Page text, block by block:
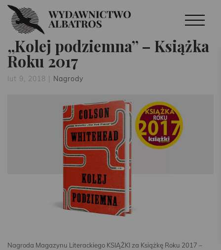
„Kolej podziemna” – Książka
Roku 2017
lut 9, 2018 | Nagrody
Nagroda Magazynu Literackiego KSIĄŻKI za Książkę Roku 2017 –